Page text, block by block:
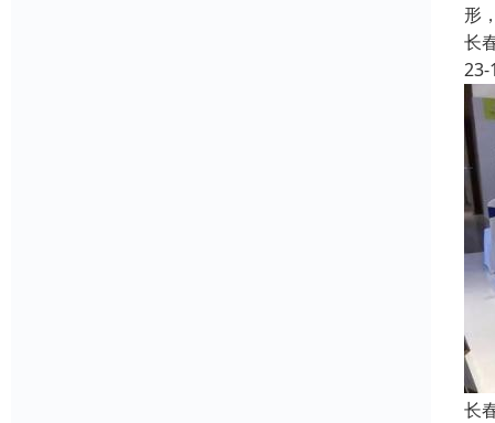
形
长
23-
长